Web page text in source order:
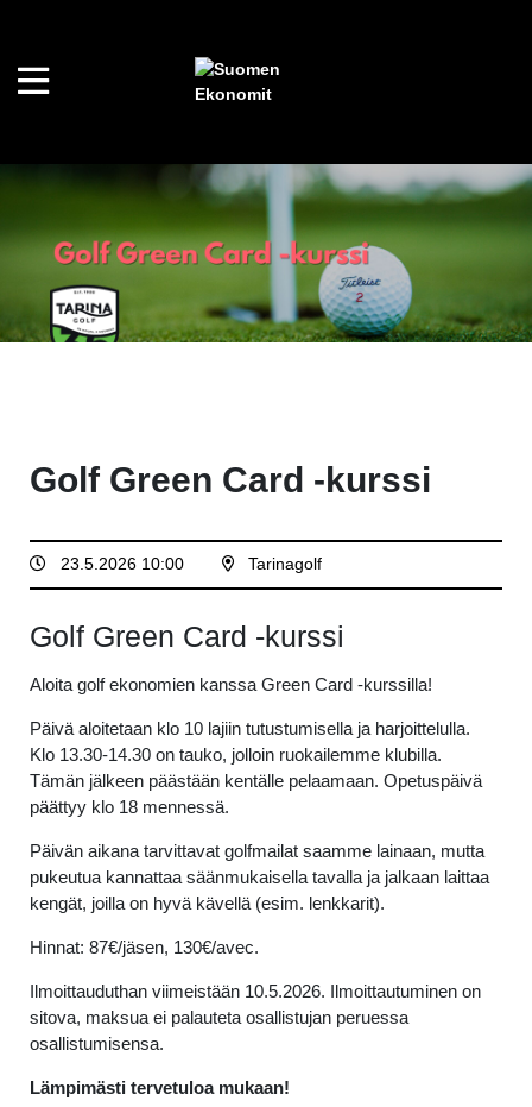
Golf Green Card -kurssi
23.5.2026 10:00 Tarinagolf
Golf Green Card -kurssi
Aloita golf ekonomien kanssa Green Card -kurssilla!
Päivä aloitetaan klo 10 lajiin tutustumisella ja harjoittelulla.
Klo 13.30-14.30 on tauko, jolloin ruokailemme klubilla.
Tämän jälkeen päästään kentälle pelaamaan. Opetuspäivä
päättyy klo 18 mennessä.
Päivän aikana tarvittavat golfmailat saamme lainaan, mutta
pukeutua kannattaa säänmukaisella tavalla ja jalkaan laittaa
kengät, joilla on hyvä kävellä (esim. lenkkarit).
Hinnat: 87€/jäsen, 130€/avec.
Ilmoittauduthan viimeistään 10.5.2026. Ilmoittautuminen on
sitova, maksua ei palauteta osallistujan peruessa
osallistumisensa.
Lämpimästi tervetuloa mukaan!